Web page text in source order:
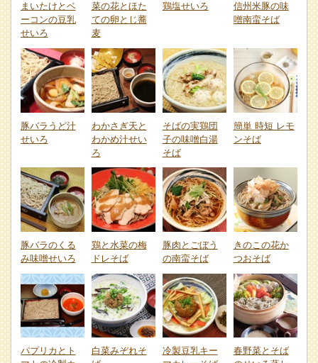
まいたけとベ
ーコンの豆乳
せいろ
菜の花とほた
ての卵とじ蕎
麦
鶏塩せいろ
信州米豚の味
噌南蛮そば
豚バラうど汁
せいろ
わかさぎ天と
わかめ汁せい
ろ
そばの実鶏団
子の味噌白湯
そば
簡単 時短 レモ
ンそば
豚バラのくる
み味噌せいろ
鶏と水菜の梅
ドレそば
豚肉とごぼう
の南蛮そば
きのこの花か
つおそば
パプリカとト
白菜みぞれそ
冷製豆乳キー
春野菜とそば